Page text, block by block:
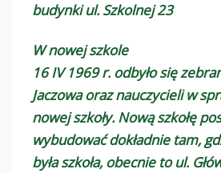
budynki ul. Szkolnej 23
W nowej szkole
16 IV 1969 r. odbyło się
Jaczowa oraz nauczycieli w
nowej szkoły. Nową szkołę
wybudować dokładnie tam,
była szkoła, obecnie to ul.